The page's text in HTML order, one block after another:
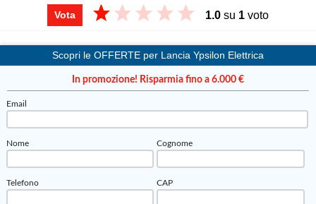
Vota 1.0 su 1 voto
Scopri le OFFERTE per Lancia Ypsilon Elettrica
In promozione! Risparmia fino a 6.000 €
Email
Nome Cognome
Telefono CAP